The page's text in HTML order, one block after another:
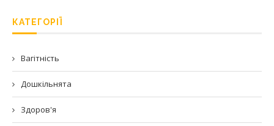
КАТЕГОРІЇ
Вагітність
Дошкільнята
Здоров'я